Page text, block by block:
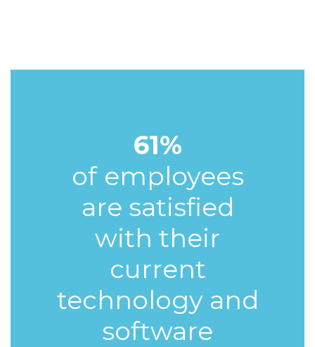
61%
of employees
are satisfied
with their
current
technology and
software